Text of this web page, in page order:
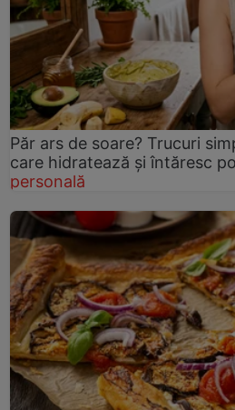
Păr ars de soare? Trucuri
care hidratează și întăresc
personală